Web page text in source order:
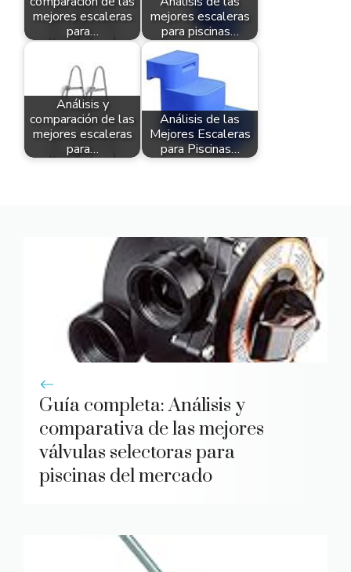
mejores escaleras
para…
mejores escaleras
para piscinas…
Análisis y
comparación de las
mejores escaleras
para…
Análisis de las
Mejores Escaleras
para Piscinas…
Guía completa: Análisis y
comparativa de las mejores
válvulas selectoras para
piscinas del mercado